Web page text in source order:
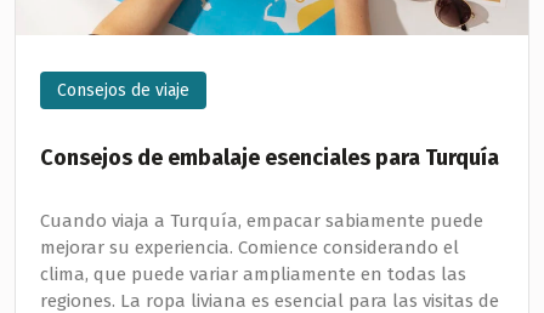
Consejos de viaje
Consejos de embalaje esenciales para Turquía
Cuando viaja a Turquía, empacar sabiamente puede
mejorar su experiencia. Comience considerando el
clima, que puede variar ampliamente en todas las
regiones. La ropa liviana es esencial para las visitas de